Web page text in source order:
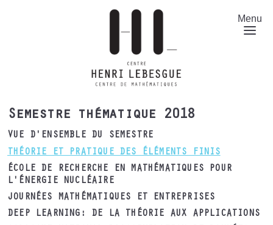
Menu
Semestre thématique 2018
VUE D'ENSEMBLE DU SEMESTRE
THÉORIE ET PRATIQUE DES ÉLÉMENTS FINIS
ÉCOLE DE RECHERCHE EN MATHÉMATIQUES POUR
L'ÉNERGIE NUCLÉAIRE
JOURNÉES MATHÉMATIQUES ET ENTREPRISES
DEEP LEARNING: DE LA THÉORIE AUX APPLICATIONS